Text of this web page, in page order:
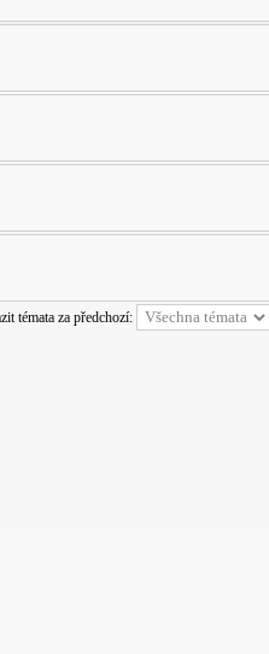
témata za předchozí: